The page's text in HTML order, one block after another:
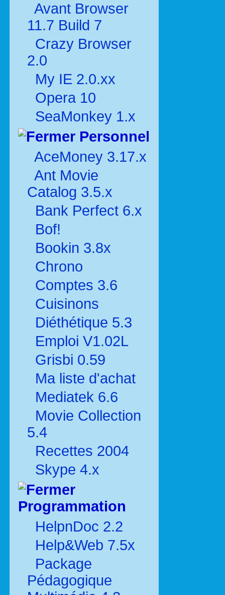
Avant Browser
11.7 Build 7
Crazy Browser
2.0
My IE 2.0.xx
Opera 10
SeaMonkey 1.x
Personnel
AceMoney 3.17.x
Ant Movie
Catalog 3.5.x
Bank Perfect 6.x
Bof!
Bookin 3.8x
Chrono
Comptes 3.6
Cuisinons
Diéthétique 5.3
Emploi V1.02L
Grisbi 0.59
Ma liste d'achat
Mediatek 6.6
Movie Collection
5.4
Recettes 2004
Skype 4.x
Programmation
HelpnDoc 2.2
Help&Web 7.5x
Package
Pédagogique